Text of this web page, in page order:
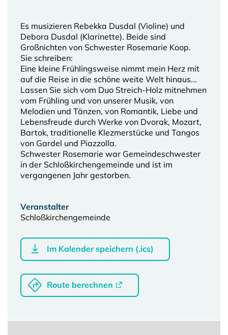
Es musizieren Rebekka Dusdal (Violine) und
Debora Dusdal (Klarinette). Beide sind
Großnichten von Schwester Rosemarie Koop.
Sie schreiben:
Eine kleine Frühlingsweise nimmt mein Herz mit
auf die Reise in die schöne weite Welt hinaus...
Lassen Sie sich vom Duo Streich-Holz mitnehmen
vom Frühling und von unserer Musik, von
Melodien und Tänzen, von Romantik, Liebe und
Lebensfreude durch Werke von Dvorak, Mozart,
Bartok, traditionelle Klezmerstücke und Tangos
von Gardel und Piazzolla.
Schwester Rosemarie war Gemeindeschwester
in der Schloßkirchengemeinde und ist im
vergangenen Jahr gestorben.
Veranstalter
Schloßkirchengemeinde
Im Kalender speichern (.ics)
Route berechnen